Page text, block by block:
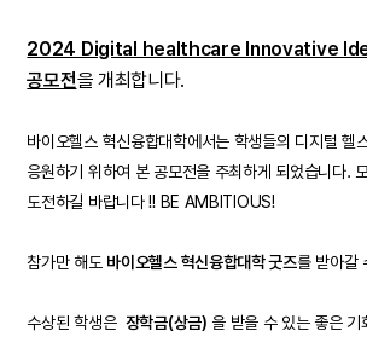
2024 Digital healthcare Innovative
공모전을 개최합니다.
바이오헬스 혁신융합대학에서는 학생들의 디지털 헬
응원하기 위하여 본 공모전을 주최하게 되었습니다.
도전하길 바랍니다 !! BE AMBITIOUS!
참가만 해도 바이오헬스 혁신융합대학 굿즈를 받아갈
수상된 학생은 장학금(상금) 을 받을 수 있는 좋은 기